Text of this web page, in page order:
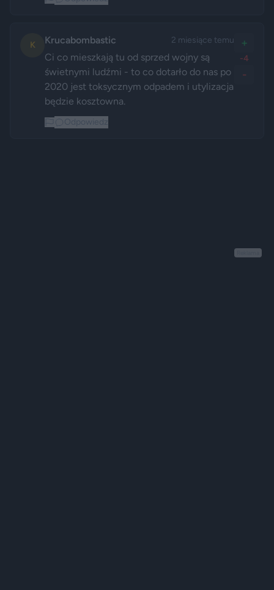
K Krucabombastic 2 miesiące temu
Ci co mieszkają tu od sprzed wojny są
świetnymi ludźmi - to co dotarło do nas po
2020 jest toksycznym odpadem i utylizacja
będzie kosztowna.
+
-4
-